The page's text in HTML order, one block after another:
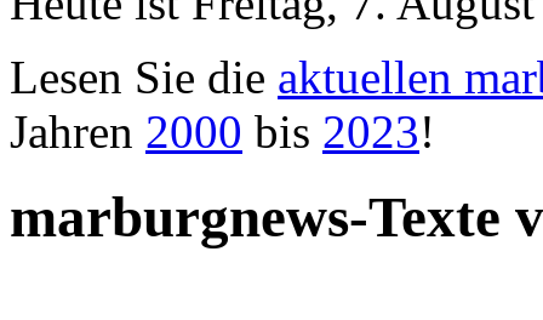
Lesen Sie die aktuellen
Jahren 2000 bis 2023!
marburgnews-Texte